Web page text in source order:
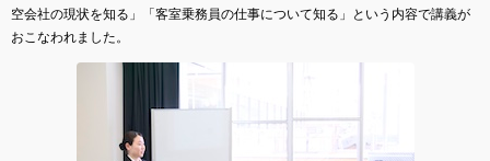
空会社の現状を知る」「客室乗務員の仕事について知る」という内容で講義が
おこなわれました。